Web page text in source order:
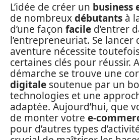
L’idée de créer un business
de nombreuxdébutants à
d’une façon facile d’entrer
l’entrepreneuriat. Se lancer
aventure nécessite
certaines clés pour réussir.
démarche se trouve une
digitale soutenue par un
technologies et une
adaptée. Aujourd’hui, que
de monter votre e-
pour d’autres types